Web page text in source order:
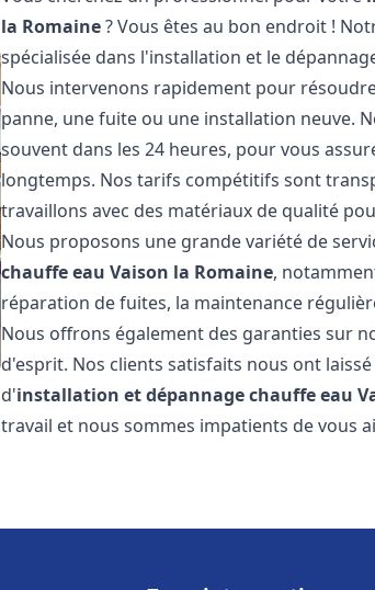
la Romaine? Vous êtes au bon endroit !
spécialisée dans l'installation et le
Nous intervenons rapidement pour
panne, une fuite ou une installation neuve.
souvent dans les 24 heures, pour vous
longtemps. Nos tarifs compétitifs sont
travaillons avec des matériaux de qualité
Nous proposons une grande variété de
chauffe eau Vaison la Romaine,
réparation de fuites, la maintenance
Nous offrons également des garanties sur
d'esprit. Nos clients satisfaits nous ont
d'installation et dépannage chauffe eau
travail et nous sommes impatients de vous